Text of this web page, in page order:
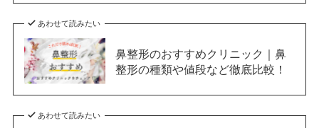
あわせて読みたい
鼻整形のおすすめクリニック｜鼻
整形の種類や値段など徹底比較！
あわせて読みたい